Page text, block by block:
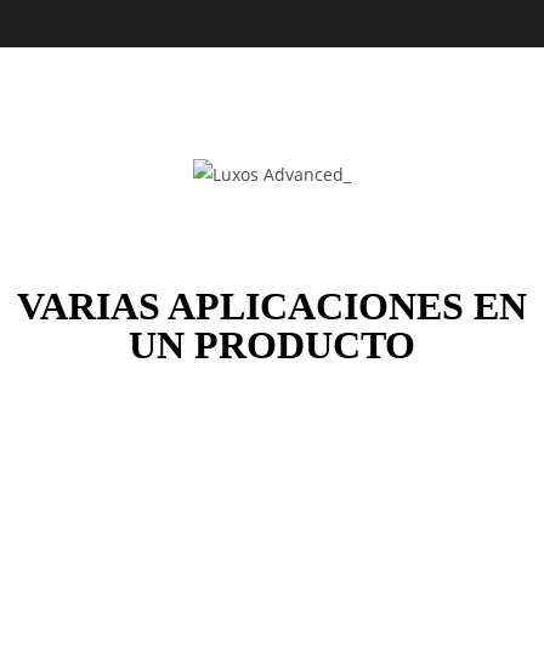
VARIAS APLICACIONES EN
UN PRODUCTO